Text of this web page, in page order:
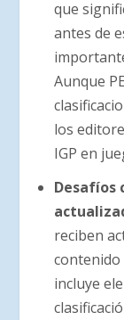
que
antes de
Aunque
los
IGP en
Desafíos
reciben
contenido
incluye